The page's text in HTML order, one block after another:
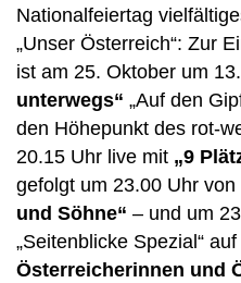
Nationalfeiertag
„Unser Österreich“: Zur
ist am 25. Oktober um
unterwegs“ „Auf den
den Höhepunkt des rot-
20.15 Uhr live mit „9
gefolgt um 23.00 Uhr von
und Söhne“ – und um
„Seitenblicke Spezial“ auf
Österreicherinnen und